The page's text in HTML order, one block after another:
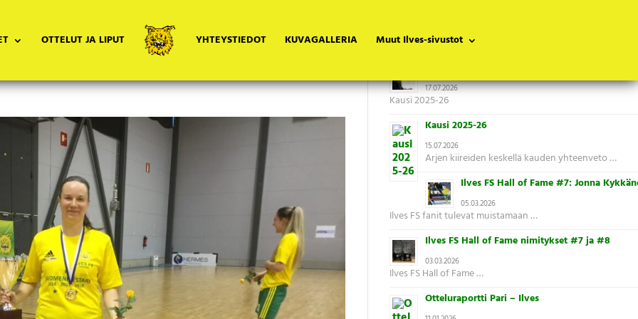
OTTELUT JA LIPUT YHTEYSTIEDOT KUVAGALLERIA Muut Ilves-sivustot
Tuoreimmat uutiset
17.07.2026
Kausi 2025-26
Kausi 2025-26
15.07.2026
Arjen kiireiden keskellä kauden yhteenveto …
Ilves FS Hall of Fame #7: Jonna
05.03.2026
Ilves FS fanit tulevat muistamaan …
Ilves FS Hall of Fame nimitykset #7 ja #8
03.03.2026
Ilves FS Hall of Fame …
Otteluraportti Pari – Ilves